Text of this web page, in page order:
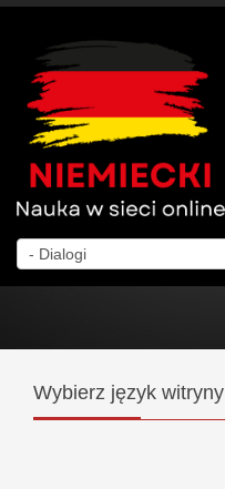
Wybierz język witryny